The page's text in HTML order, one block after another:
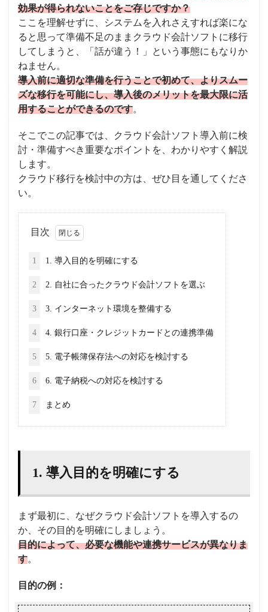
効果が得られないことをご存じですか？
ここを理解せずに、システムを入れさえすれば楽にな
ると思って準備不足のままクラウド会計ソフトに移行
してしまうと、「話が違う！」という事態にもなりか
ねません。
導入前に適切な準備を行うことで初めて、よりスムー
ズな移行を可能にし、導入後のメリットを最大限に活
用することができるのです。
そこでこの記事では、クラウド会計ソフト導入前に検
討・準備すべき重要なポイントを、わかりやすく解説
します。
クラウド移行を検討中の方は、ぜひ目を通してくださ
い。
目次
1 1. 導入目的を明確にする
2 2. 自社に合ったクラウド会計ソフトを選ぶ
3 3. インターネット環境を整備する
4 4. 銀行口座・クレジットカードとの連携準備
5 5. 電子帳簿保存法への対応を検討する
6 6. 電子納税への対応を検討する
7 まとめ
1. 導入目的を明確にする
まず最初に、なぜクラウド会計ソフトを導入するの
か、その目的を明確にしましょう。
目的によって、必要な機能や連携サービスが異なりま
す。
目的の例：